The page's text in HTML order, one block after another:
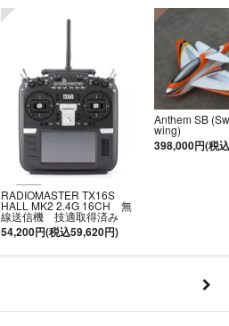
RADIOMASTER TX16S
HALL MK2 2.4G 16CH 無
線送信機 技適取得済み
54,200円(税込59,620円)
Anthem SB
wing)
398,000円(税